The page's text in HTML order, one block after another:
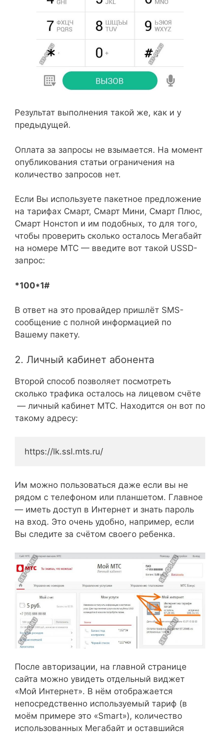
Результат выполнения такой же, как и у
предыдущей.
Оплата за запросы не взымается. На момент
опубликования статьи ограничения на
количество запросов нет.
Если Вы используете пакетное предложение
на тарифах Смарт, Смарт Мини, Смарт Плюс,
Смарт Нонстоп и им подобных, то для того,
чтобы проверить сколько осталось Мегабайт
на номере МТС — введите вот такой USSD-
запрос:
*100*1#
В ответ на это провайдер пришлёт SMS-
сообщение с полной информацией по
Вашему пакету.
2. Личный кабинет абонента
Второй способ позволяет посмотреть
сколько трафика осталось на лицевом счёте
— личный кабинет МТС. Находится он вот по
такому адресу:
https://lk.ssl.mts.ru/
Им можно пользоваться даже если вы не
рядом с телефоном или планшетом. Главное
— иметь доступ в Интернет и знать пароль
на вход. Это очень удобно, например, если
Вы следите за счётом своего ребенка.
После авторизации, на главной странице
сайта можно увидеть отдельный виджет
«Мой Интернет». В нём отображается
непосредственно используемый тариф (в
моём примере это «Smart»), количество
использованных Мегабайт и оставшийся